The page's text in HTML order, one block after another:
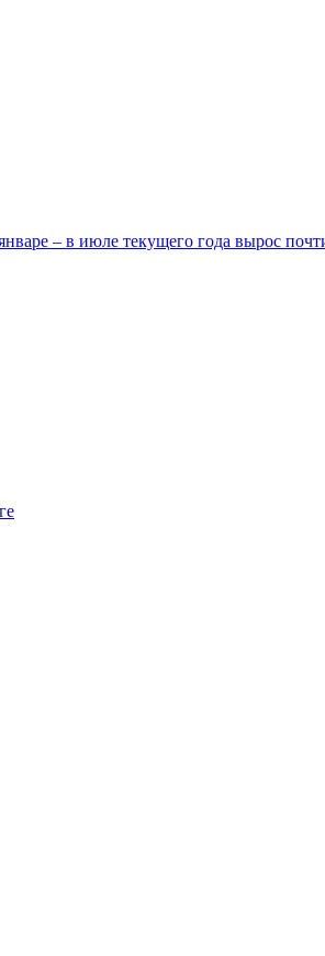
– в июле текущего года вырос